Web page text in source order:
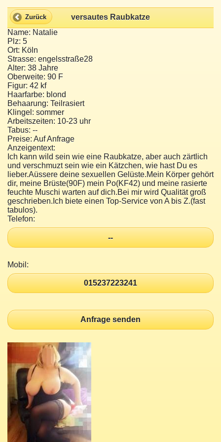
Zurück
versautes Raubkatze
Name: Natalie
Plz: 5
Ort: Köln
Strasse: engelsstraße28
Alter: 38 Jahre
Oberweite: 90 F
Figur: 42 kf
Haarfarbe: blond
Behaarung: Teilrasiert
Klingel: sommer
Arbeitszeiten: 10-23 uhr
Tabus: --
Preise: Auf Anfrage
Anzeigentext:
Ich kann wild sein wie eine Raubkatze, aber auch zärtlich
und verschmuzt sein wie ein Kätzchen, wie hast Du es
lieber.Aüssere deine sexuellen Gelüste.Mein Körper gehört
dir, meine Brüste(90F) mein Po(KF42) und meine rasierte
feuchte Muschi warten auf dich.Bei mir wird Qualität groß
geschrieben.Ich biete einen Top-Service von A bis Z.(fast
tabulos).
Telefon:
--
Mobil:
015237223241
Anfrage senden